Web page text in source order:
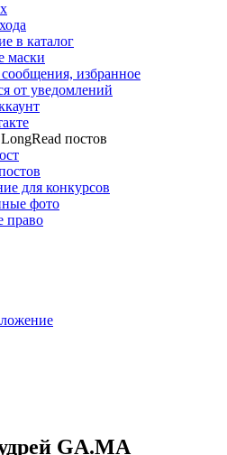
в каталог
маски
избранное
от уведомлений
постов
для конкурсов
фото
право
GA.MA